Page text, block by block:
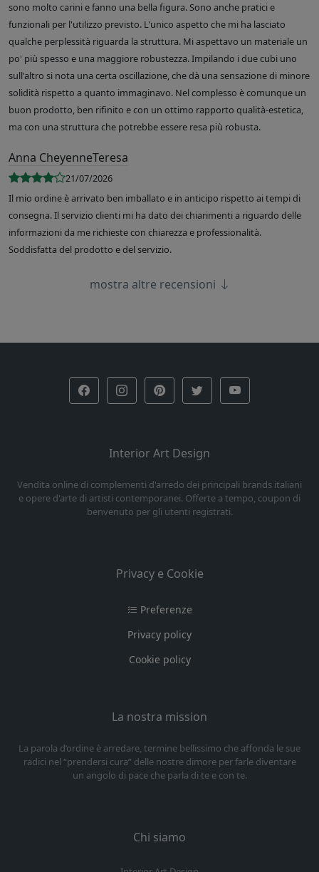
sono molto carini e fanno una bella figura. Sono anche pratici e
funzionali per l'utilizzo previsto. L'unico aspetto che mi ha lasciato
qualche perplessità riguarda la struttura. Mi aspettavo un materiale un
po' più spesso e una maggiore robustezza. Impilando i due cubi uno
sull'altro si nota una certa oscillazione, che dà una sensazione di minore
solidità rispetto a quanto immaginavo. Nel complesso è comunque un
buon prodotto, ben rifinito e con un ottimo rapporto qualità-estetica,
ma con una struttura che potrebbe essere resa più robusta.
Anna CheyenneTeresa
21/07/2026
Il mio ordine è arrivato ben imballato e in anticipo rispetto ai tempi di
consegna. Il servizio clienti mi ha dato dei chiarimenti a riguardo delle
informazioni da me richieste con chiarezza e professionalità.
Soddisfatta del prodotto e del servizio.
mostra altre recensioni
Interior Art Design
Vendita online di complementi d'arredo dei principali brands italiani
e opere d'arte di artisti contemporanei. Offerte a tempo, coupon di
benvenuto per gli utenti registrati.
Privacy e Cookie
Preferenze
Privacy policy
Cookie policy
La nostra mission
La parola d’ordine è arredare, termine bellissimo che affonda le sue
radici nel “prendersi cura” delle nostre dimore per farle diventare
un angolo di pace che parla di te e con te.
Chi siamo